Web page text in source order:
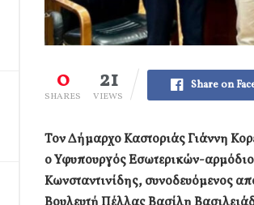
0
SHARES
21
VIEWS
Share on
Τον Δήμαρχο Καστοριάς Γιάννη
ο Υφυπουργός Εσωτερικών-
Κωνσταντινίδης, συνοδευόμενος